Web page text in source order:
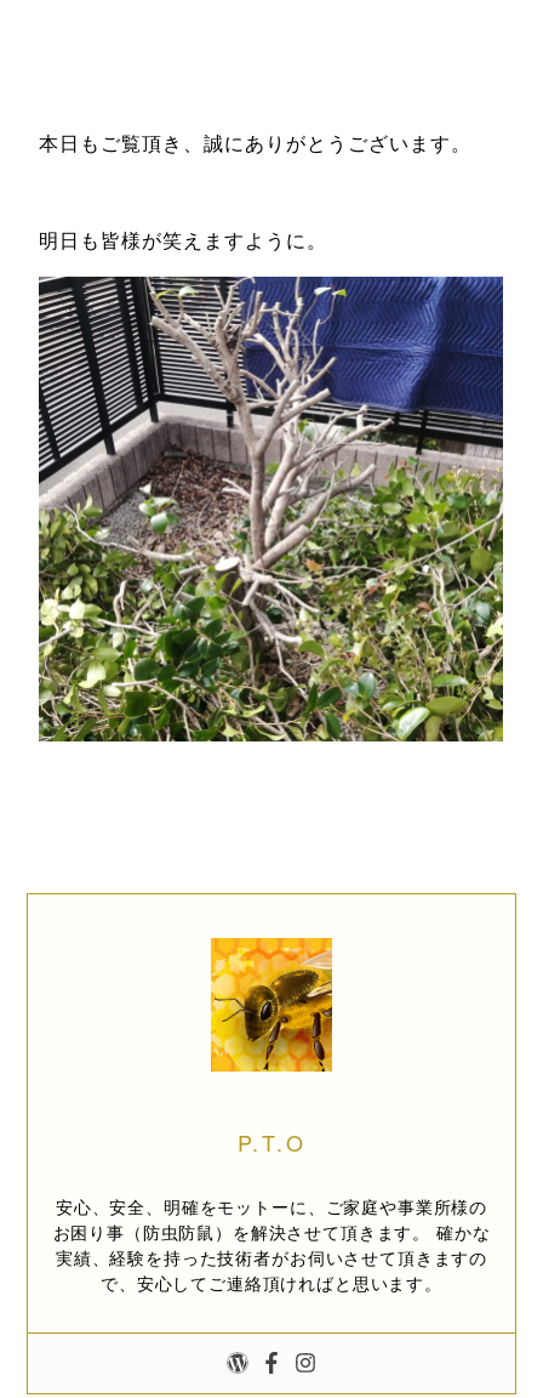
本日もご覧頂き、誠にありがとうございます。
明日も皆様が笑えますように。
P.T.O
安心、安全、明確をモットーに、ご家庭や事業所様の
お困り事（防虫防鼠）を解決させて頂きます。 確かな
実績、経験を持った技術者がお伺いさせて頂きますの
で、安心してご連絡頂ければと思います。